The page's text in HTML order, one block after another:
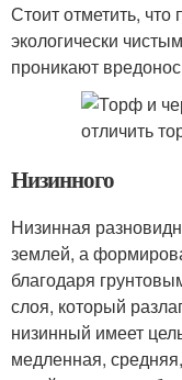
Стоит отметить,
экологически
проникают
Низинного
Низинная
землей, а
благодаря
слоя, который
низинный имеет
медленная,